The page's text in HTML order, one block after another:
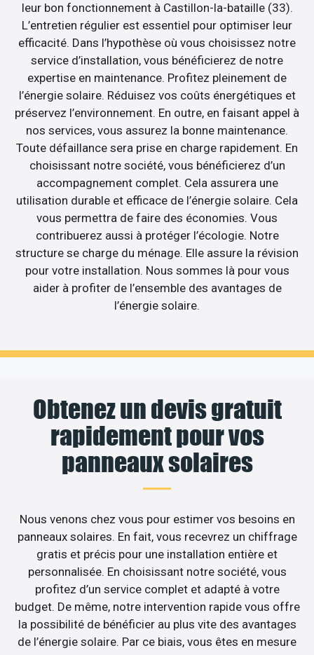
leur bon fonctionnement à Castillon-la-bataille (33).
L’entretien régulier est essentiel pour optimiser leur
efficacité. Dans l’hypothèse où vous choisissez notre
service d’installation, vous bénéficierez de notre
expertise en maintenance. Profitez pleinement de
l’énergie solaire. Réduisez vos coûts énergétiques et
préservez l’environnement. En outre, en faisant appel à
nos services, vous assurez la bonne maintenance.
Toute défaillance sera prise en charge rapidement. En
choisissant notre société, vous bénéficierez d’un
accompagnement complet. Cela assurera une
utilisation durable et efficace de l’énergie solaire. Cela
vous permettra de faire des économies. Vous
contribuerez aussi à protéger l’écologie. Notre
structure se charge du ménage. Elle assure la révision
pour votre installation. Nous sommes là pour vous
aider à profiter de l’ensemble des avantages de
l’énergie solaire.
Obtenez un devis gratuit
rapidement pour vos
panneaux solaires
Nous venons chez vous pour estimer vos besoins en
panneaux solaires. En fait, vous recevrez un chiffrage
gratis et précis pour une installation entière et
personnalisée. En choisissant notre société, vous
profitez d’un service complet et adapté à votre
budget. De même, notre intervention rapide vous offre
la possibilité de bénéficier au plus vite des avantages
de l’énergie solaire. Par ce biais, vous êtes en mesure